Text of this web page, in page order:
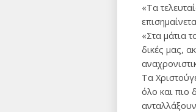
«Τα
«Στα μάτια
δικές μας,
Τα
όλο και πιο